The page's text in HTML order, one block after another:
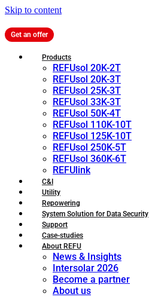
Skip to content
Get an offer
Products
REFUsol 20K-2T
REFUsol 20K-3T
REFUsol 25K-3T
REFUsol 33K-3T
REFUsol 50K-4T
REFUsol 110K-10T
REFUsol 125K-10T
REFUsol 250K-5T
REFUsol 360K-6T
REFUlink
C&I
Utility
Repowering
System Solution for Data Security
Support
Case-studies
About REFU
News & Insights
Intersolar 2026
Become a partner
About us